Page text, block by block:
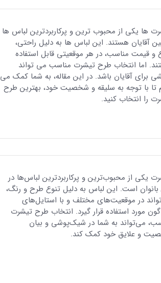
ها یکی از محبوب ترین و پرکاربردترین لباس ها
آقایان هستند. این لباس ها به دلیل راحتی،
و قیمت مناسب، در هر موقعیتی قابل استفاده
اما انتخاب طرح تیشرت مناسب می تواند
برای آقایان باشد. در این مقاله، به شما کمک می
تا با توجه به سلیقه و شخصیت خود، بهترین طرح
را انتخاب کنید.
یکی از محبوب‌ترین و پرکاربردترین لباس‌ها در
بانوان است. این لباس به دلیل تنوع طرح و رنگ،
در موقعیت‌های مختلف و با استایل‌های
مورد استفاده قرار گیرد. انتخاب طرح تیشرت
می‌تواند به شما در شیک‌پوشی و بیان
و علایق خود کمک کند.